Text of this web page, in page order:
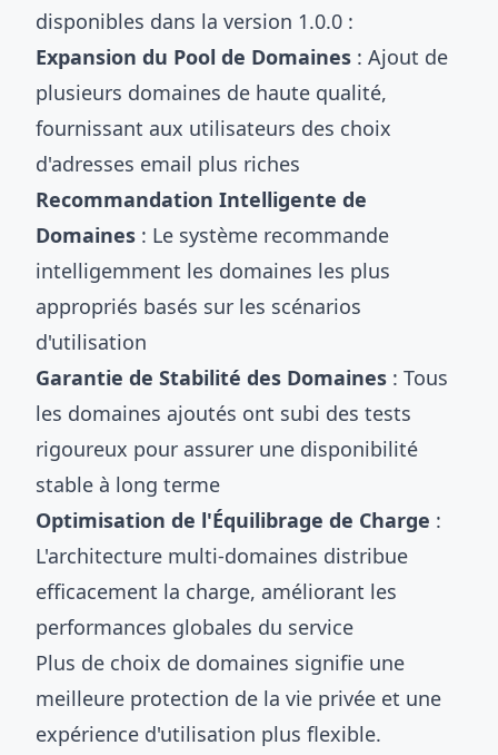
disponibles dans la version 1.0.0 :
Expansion du Pool de Domaines : Ajout de
plusieurs domaines de haute qualité,
fournissant aux utilisateurs des choix
d'adresses email plus riches
Recommandation Intelligente de
Domaines : Le système recommande
intelligemment les domaines les plus
appropriés basés sur les scénarios
d'utilisation
Garantie de Stabilité des Domaines : Tous
les domaines ajoutés ont subi des tests
rigoureux pour assurer une disponibilité
stable à long terme
Optimisation de l'Équilibrage de Charge :
L'architecture multi-domaines distribue
efficacement la charge, améliorant les
performances globales du service
Plus de choix de domaines signifie une
meilleure protection de la vie privée et une
expérience d'utilisation plus flexible.